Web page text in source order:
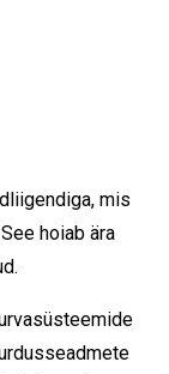
mis
hoiab ära